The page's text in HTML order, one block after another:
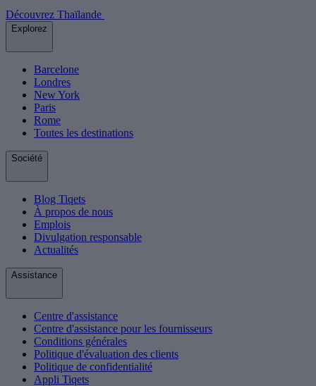
Découvrez Thaïlande
Explorez
Barcelone
Londres
New York
Paris
Rome
Toutes les destinations
Société
Blog Tiqets
À propos de nous
Emplois
Divulgation responsable
Actualités
Assistance
Centre d'assistance
Centre d'assistance pour les fournisseurs
Conditions générales
Politique d'évaluation des clients
Politique de confidentialité
Appli Tiqets